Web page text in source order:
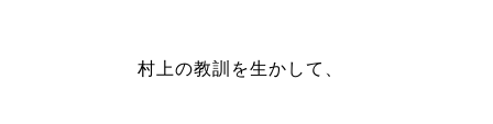
村上の教訓を生かして、